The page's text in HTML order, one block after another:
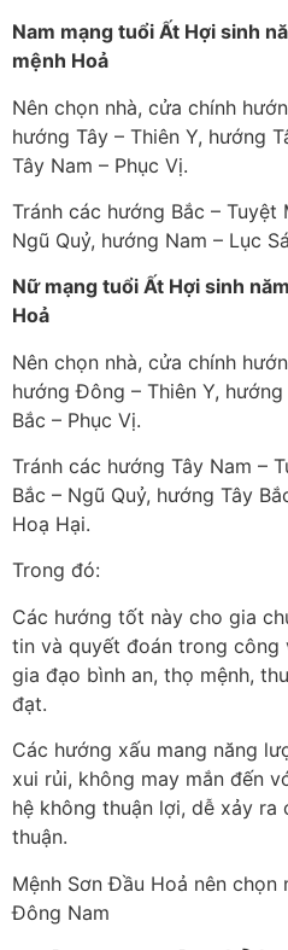
Nam mạng tuổi Ất Hợi sinh
mệnh Hoả
Nên chọn nhà, cửa chính
hướng Tây – Thiên Y, hướng
Tây Nam – Phục Vị.
Tránh các hướng Bắc –
Ngũ Quỷ, hướng Nam – Lục
Nữ mạng tuổi Ất Hợi sinh
Hoả
Nên chọn nhà, cửa chính
hướng Đông – Thiên Y,
Bắc – Phục Vị.
Tránh các hướng Tây Nam –
Bắc – Ngũ Quỷ, hướng Tây
Hoạ Hại.
Trong đó:
Các hướng tốt này cho gia
tin và quyết đoán trong công
gia đạo bình an, thọ mệnh,
đạt.
Các hướng xấu mang năng
xui rủi, không may mắn đến
hệ không thuận lợi, dễ xảy
thuận.
Mệnh Sơn Đầu Hoả nên
Đông Nam